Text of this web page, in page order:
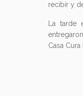
recibir y
La tarde
Casa